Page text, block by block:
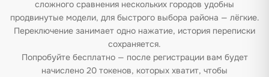
сложного сравнения нескольких городов удобны
продвинутые модели, для быстрого выбора района — лёгкие.
Переключение занимает одно нажатие, история переписки
сохраняется.
Попробуйте бесплатно — после регистрации вам будет
начислено 20 токенов, которых хватит, чтобы